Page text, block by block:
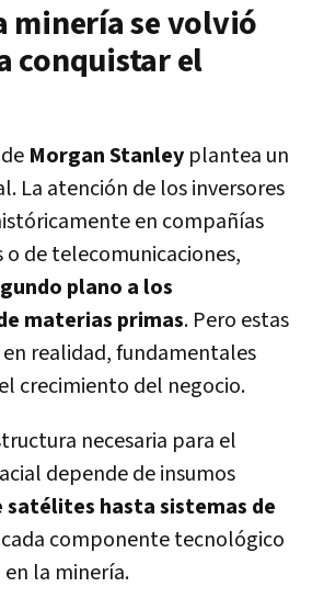
minería se volvió
conquistar el
Morgan Stanley plantea un
La atención de los inversores
en compañías
o de telecomunicaciones,
plano a los
materias primas. Pero estas
en realidad, fundamentales
crecimiento del negocio.
necesaria para el
depende de insumos
satélites hasta sistemas de
componente tecnológico
la minería.